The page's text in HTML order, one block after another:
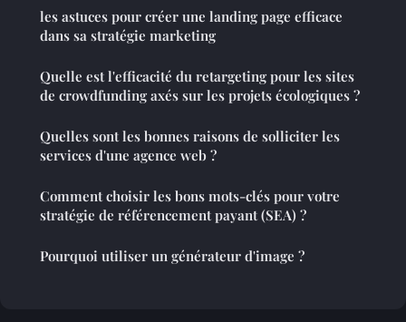
les astuces pour créer une landing page efficace
dans sa stratégie marketing
Quelle est l'efficacité du retargeting pour les sites
de crowdfunding axés sur les projets écologiques ?
Quelles sont les bonnes raisons de solliciter les
services d'une agence web ?
Comment choisir les bons mots-clés pour votre
stratégie de référencement payant (SEA) ?
Pourquoi utiliser un générateur d'image ?